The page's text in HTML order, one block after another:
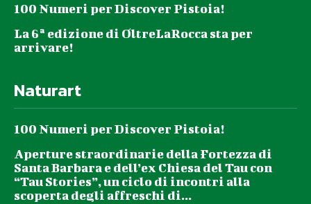
100 Numeri per Discover Pistoia!
La 6ª edizione di OltreLaRocca sta per
arrivare!
Naturart
100 Numeri per Discover Pistoia!
Aperture straordinarie della Fortezza di
Santa Barbara e dell’ex Chiesa del Tau con
“Tau Stories”, un ciclo di incontri alla
scoperta degli affreschi di...